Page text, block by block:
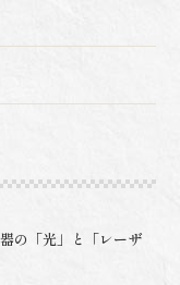
の「光」と「レーザ